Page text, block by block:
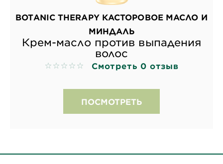
BOTANIC THERAPY КАСТОРОВОЕ МАСЛО И
МИНДАЛЬ
Крем-масло против выпадения
волос
No reviews Смотреть 0 отзыв
ПОСМОТРЕТЬ